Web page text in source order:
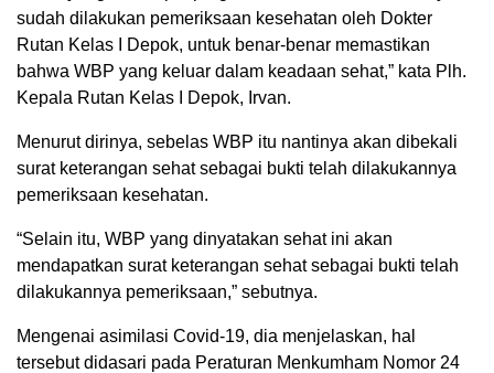
sudah dilakukan pemeriksaan kesehatan oleh Dokter
Rutan Kelas I Depok, untuk benar-benar memastikan
bahwa WBP yang keluar dalam keadaan sehat,” kata Plh.
Kepala Rutan Kelas I Depok, Irvan.
Menurut dirinya, sebelas WBP itu nantinya akan dibekali
surat keterangan sehat sebagai bukti telah dilakukannya
pemeriksaan kesehatan.
“Selain itu, WBP yang dinyatakan sehat ini akan
mendapatkan surat keterangan sehat sebagai bukti telah
dilakukannya pemeriksaan,” sebutnya.
Mengenai asimilasi Covid-19, dia menjelaskan, hal
tersebut didasari pada Peraturan Menkumham Nomor 24